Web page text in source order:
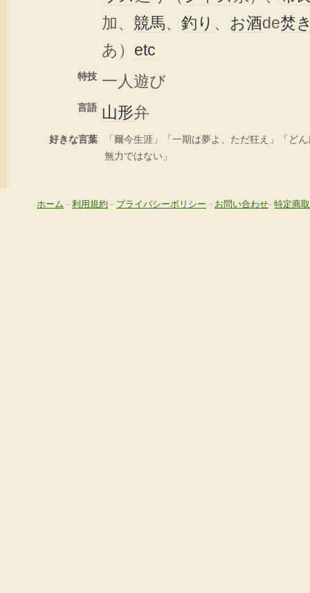
加、 競馬、 釣り 、 お酒de焚
あ） etc
特技 一人遊び
言語 山形弁
好きな言葉
「爾今生涯」「一期は夢よ、ただ狂え」「ど
無力ではない」
ホーム - 利用規約 - プライバシーポリシー - お問い合わせ- 特定商